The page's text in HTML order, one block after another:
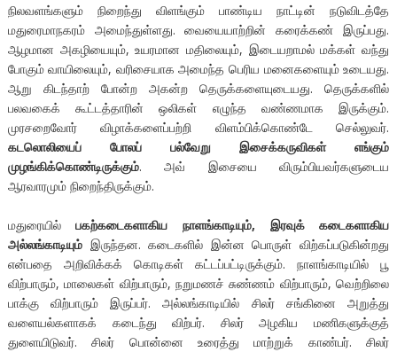
நிலவளங்களும் நிறைந்து விளங்கும் பாண்டிய நாட்டின் நடுவிடத்தே
மதுரைமாநகரம் அமைந்துள்ளது. வையையாற்றின் கரைக்கண் இருப்பது.
ஆழமான அகழியையும், உயரமான மதிலையும், இடையறாமல் மக்கள் வந்து
போகும் வாயிலையும், வரிசையாக அமைந்த பெரிய மனைகளையும் உடையது.
ஆறு கிடந்தாற் போன்ற அகன்ற தெருக்களையுடையது. தெருக்களில்
பலவகைக் கூட்டத்தாரின் ஒலிகள் எழுந்த வண்ணமாக இருக்கும்.
முரசறைவோர் விழாக்களைப்பற்றி விளம்பிக்கொண்டே செல்லுவர்.
கடலொலியைப் போலப் பல்வேறு இசைக்கருவிகள் எங்கும்
முழங்கிக்கொண்டிருக்கும். அவ் இசையை விரும்பியவர்களுடைய
ஆரவாரமும் நிறைந்திருக்கும்.
மதுரையில்பகற்கடைகளாகிய நாளங்காடியும், இரவுக் கடைகளாகிய
அல்லங்காடியும்இருந்தன. கடைகளில் இன்ன பொருள் விற்கப்படுகின்றது
என்பதை அறிவிக்கக் கொடிகள் கட்டப்பட்டிருக்கும். நாளங்காடியில் பூ
விற்பாரும், மாலைகள் விற்பாரும், நறுமணச் சுண்ணம் விற்பாரும், வெற்றிலை
பாக்கு விற்பாரும் இருப்பர். அல்லங்காடியில் சிலர் சங்கினை அறுத்து
வளையல்களாகக் கடைந்து விற்பர். சிலர் அழகிய மணிகளுக்குத்
துளையிடுவர். சிலர் பொன்னை உரைத்து மாற்றுக் காண்பர். சிலர்